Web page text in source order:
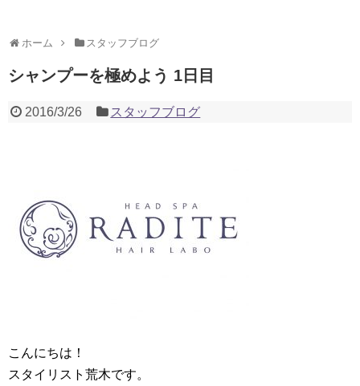
ホーム スタッフブログ
シャンプーを極めよう 1日目
2016/3/26 スタッフブログ
こんにちは！
スタイリスト荒木です。